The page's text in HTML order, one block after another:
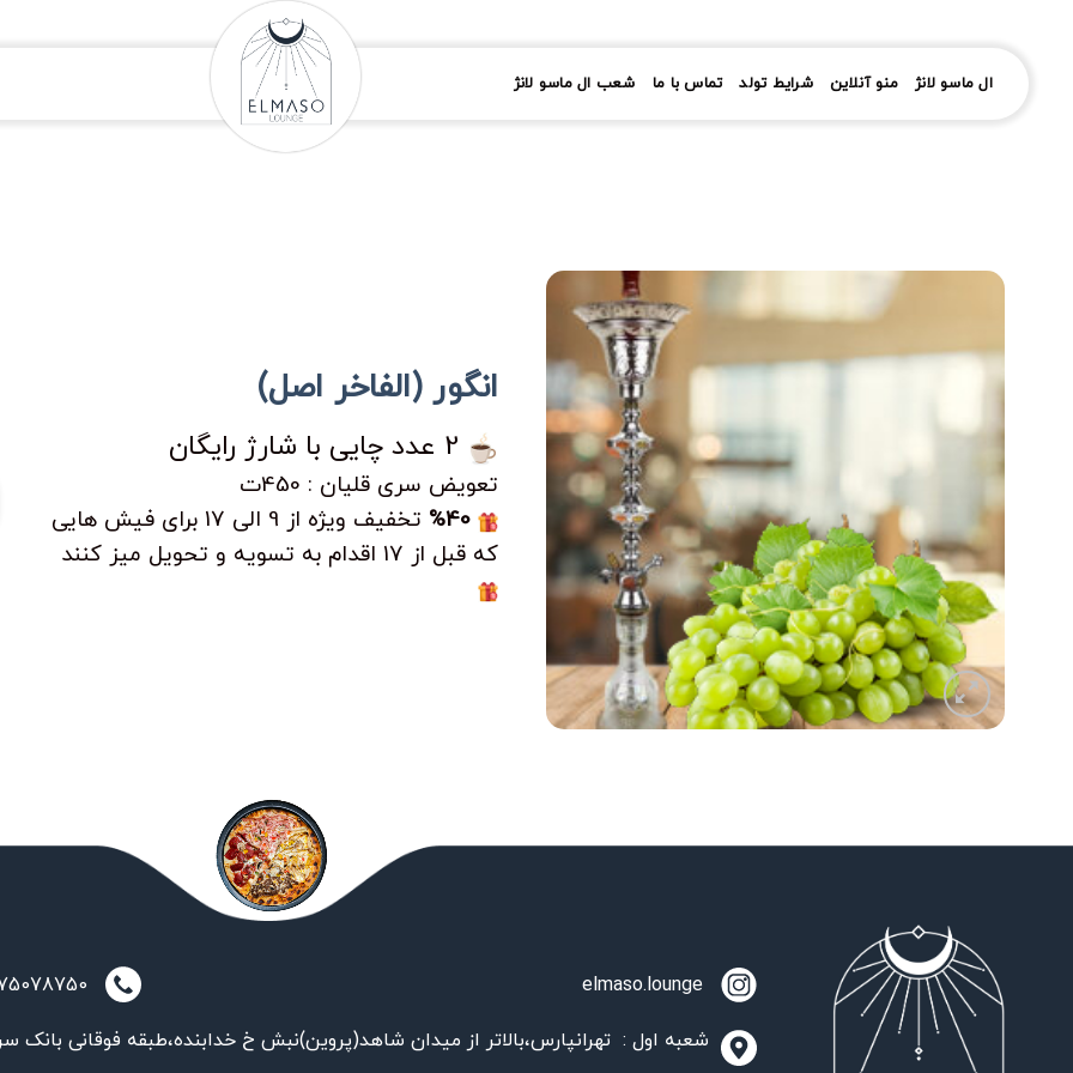
ال ماسو لانژ منو آنلاین شرایط تولد تماس با ما شعب ال ماسو لانژ
انگور (الفاخر اصل)
تعویض سری قلیان : 450ت
%40
تخفیف ویژه از 9 الی 17 برای فیش هایی
که قبل از 17 اقدام به تسویه و تحویل میز کنند
elmaso.lounge
شعبه اول : تهرانپارس،بالاتر از میدان شاهد(پروین)نبش خ خدابنده،طبقه فوقانی بانک